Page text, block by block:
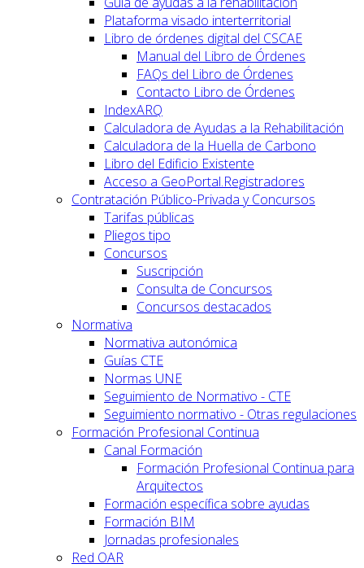
Plataforma visado interterritorial
Libro de órdenes digital del CSCAE
Manual del Libro de Órdenes
FAQs del Libro de Órdenes
Contacto Libro de Órdenes
IndexARQ
Calculadora de Ayudas a la Rehabilitación
Calculadora de la Huella de Carbono
Libro del Edificio Existente
Acceso a GeoPortal.Registradores
Contratación Público-Privada y Concursos
Tarifas públicas
Pliegos tipo
Concursos
Suscripción
Consulta de Concursos
Concursos destacados
Normativa
Normativa autonómica
Guías CTE
Normas UNE
Seguimiento de Normativo - CTE
Seguimiento normativo - Otras regulaciones
Formación Profesional Continua
Canal Formación
Formación Profesional Continua para
Arquitectos
Formación específica sobre ayudas
Formación BIM
Jornadas profesionales
Red OAR